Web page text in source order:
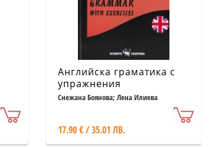
Английска граматика с
упражнения
Снежана Боянова; Лена Илиева
17.90 € / 35.01 ЛВ.